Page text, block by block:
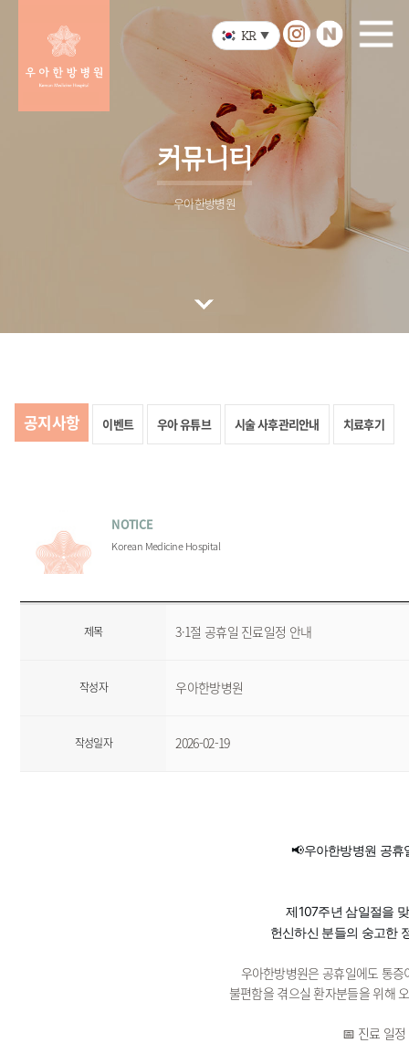
KR ▼
커뮤니티
우아한방병원
공지사항 이벤트 우아 유튜브 시술 사후관리안내 치료후기
NOTICE
Korean Medicine Hospital
제목 3·1절 공휴일 진료일정 안내
작성자 우아한방병원
작성일자 2026-02-19
📢우아한방병원 공휴
제107주년 삼일절을
헌신하신 분들의 숭고한
우아한방병원은 공휴일에도 통
불편함을 겪으실 환자분들을 위해
📅 진료 일